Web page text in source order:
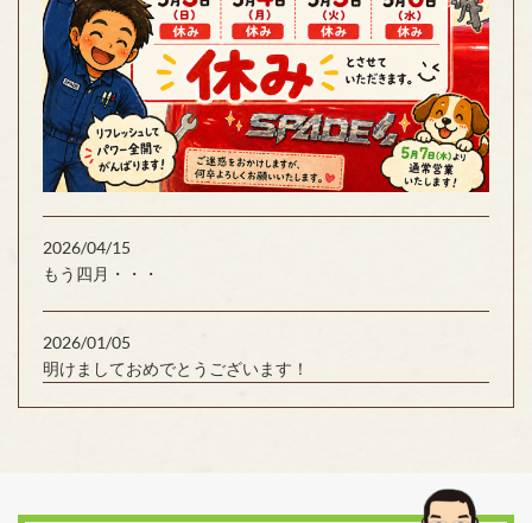
2026/04/15
もう四月・・・
2026/01/05
明けましておめでとうございます！